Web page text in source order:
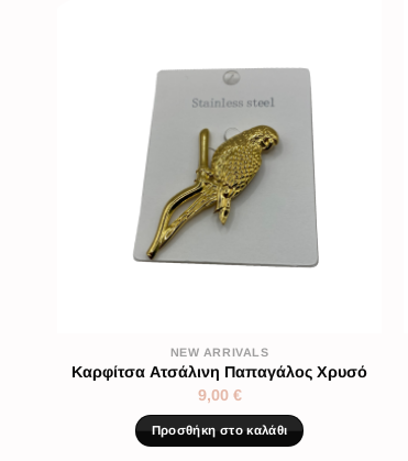
NEW ARRIVALS
Καρφίτσα Ατσάλινη Παπαγάλος Χρυσό
9,00 €
Προσθήκη στο καλάθι